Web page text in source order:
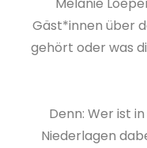
Gäst*innen über
gehört oder was
Denn: Wer ist
Niederlagen